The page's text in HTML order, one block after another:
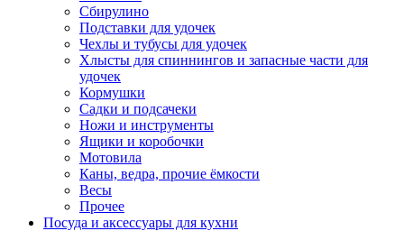
Сбирулино
Подставки для удочек
Чехлы и тубусы для удочек
Хлысты для спиннингов и запасные части для
удочек
Кормушки
Садки и подсачеки
Ножи и инструменты
Ящики и коробочки
Мотовила
Каны, ведра, прочие ёмкости
Весы
Прочее
Посуда и аксессуары для кухни